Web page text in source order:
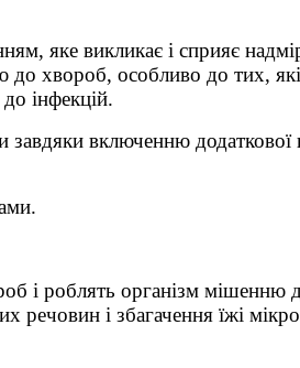
яке викликає і сприяє
до хвороб, особливо до тих,
інфекцій.
включенню додаткової
і роблять організм мішенню
і збагачення їжі